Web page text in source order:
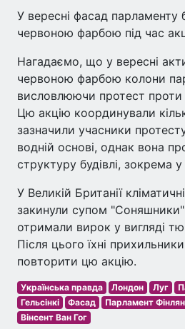
У вересні фасад парламенту
червоною фарбою під час
Нагадаємо, що у вересні
червоною фарбою колони
висловлюючи протест
Цю акцію координували
зазначили учасники
водній основі, однак вона
структуру будівлі, зокрема
У Великій Британії
закинули супом "Соняшники"
отримали вирок у вигляді
Після цього їхні
повторити цю акцію.
Українська правда Лондон Луг
Гельсінкі
Фасад Парламент
Вінсент Ван Гог